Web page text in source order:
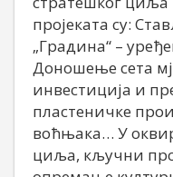
пројеката су:
„Градина“ –
Доношење сета
инвестиција и
пластеничке
воћњака… У
циља, кључни